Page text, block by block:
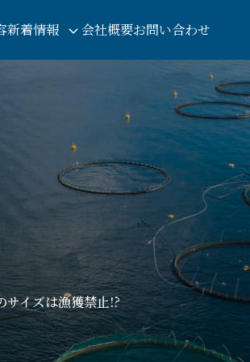
新着情報 会社概要お問い合わせ
サイズは漁獲禁止!?